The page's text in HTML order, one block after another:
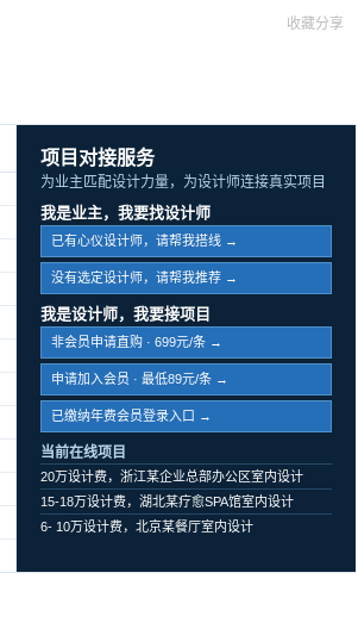
收藏分享
项目对接服务
为业主匹配设计力量，为设计师连接真实项目
我是业主，我要找设计师
已有心仪设计师，请帮我搭线 →
没有选定设计师，请帮我推荐 →
我是设计师，我要接项目
非会员申请直购 · 699元/条 →
申请加入会员 · 最低89元/条 →
已缴纳年费会员登录入口 →
当前在线项目
20万设计费，浙江某企业总部办公区室内设计
15-18万设计费，湖北某疗愈SPA馆室内设计
6- 10万设计费，北京某餐厅室内设计